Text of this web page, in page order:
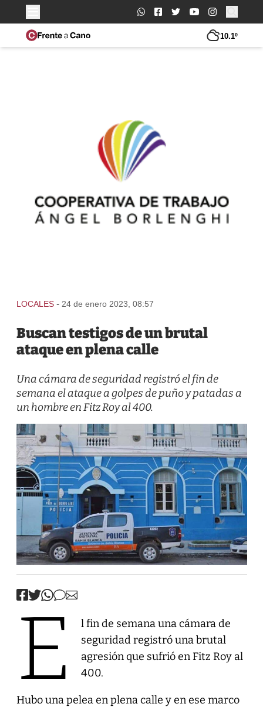
Buscar:
10.1º
LOCALES - 24 de enero 2023, 08:57
Buscan testigos de un brutal
ataque en plena calle
Una cámara de seguridad registró el fin de
semana el ataque a golpes de puño y patadas a
un hombre en Fitz Roy al 400.
E
l fin de semana una cámara de
seguridad registró una brutal
agresión que sufrió en Fitz Roy al
400.
Hubo una pelea en plena calle y en ese marco